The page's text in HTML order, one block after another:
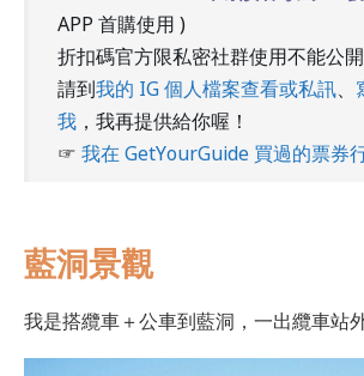
APP 首購使用 )
折扣碼官方限私密社群使用不能公
請到我的 IG 個人檔案查看或私訊、
我 ，我再提供給你喔！
☞ 我在 GetYourGuide 買過的票券
藍洞景觀
我是搭纜車＋公車到藍洞，一出纜車站